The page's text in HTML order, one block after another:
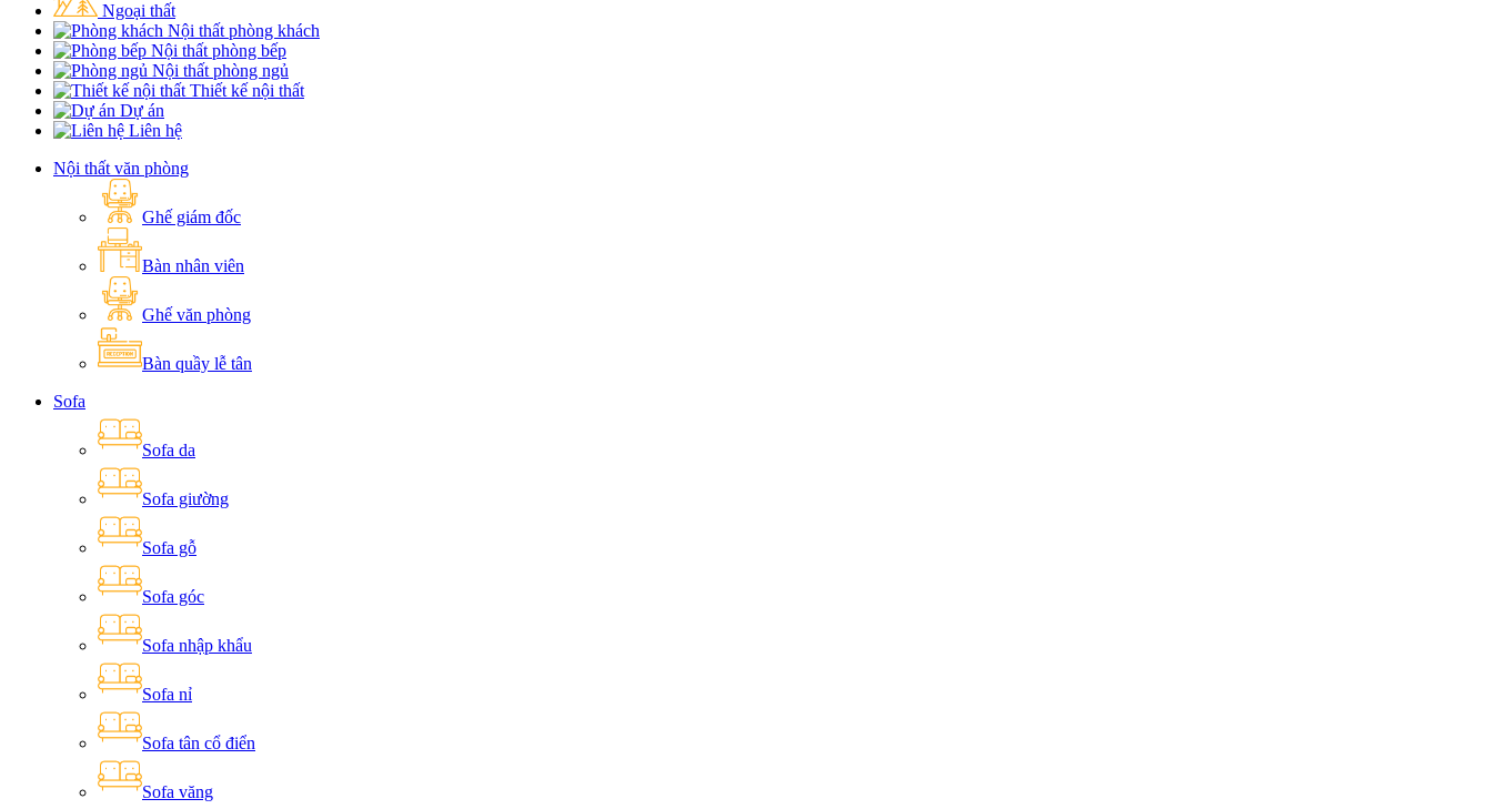
Ngoại thất
Nội thất phòng khách
Nội thất phòng bếp
Nội thất phòng ngủ
Thiết kế nội thất
Dự án
Liên hệ
Nội thất văn phòng
Ghế giám đốc
Bàn nhân viên
Ghế văn phòng
Bàn quầy lễ tân
Sofa
Sofa da
Sofa giường
Sofa gỗ
Sofa góc
Sofa nhập khẩu
Sofa nỉ
Sofa tân cổ điển
Sofa văng